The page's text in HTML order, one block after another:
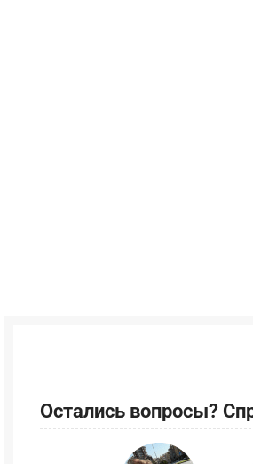
Остались вопросы?